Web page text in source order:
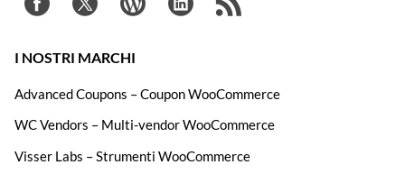
I NOSTRI MARCHI
Advanced Coupons – Coupon WooCommerce
WC Vendors – Multi-vendor WooCommerce
Visser Labs – Strumenti WooCommerce